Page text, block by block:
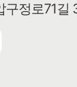
구정로71길